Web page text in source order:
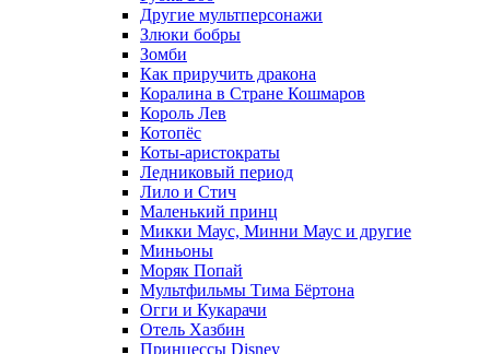
Другие мультперсонажи
Злюки бобры
Зомби
Как приручить дракона
Коралина в Стране Кошмаров
Король Лев
Котопёс
Коты-аристократы
Ледниковый период
Лило и Стич
Маленький принц
Микки Маус, Минни Маус и другие
Миньоны
Моряк Попай
Мультфильмы Тима Бёртона
Огги и Кукарачи
Отель Хазбин
Принцессы Disney